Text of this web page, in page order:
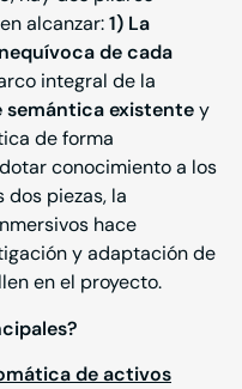
alcanzar:1) La
de cada
integral de la
semántica existentey
de forma
conocimiento a los
dos piezas, la
hace
y adaptación de
en el proyecto.
de activos